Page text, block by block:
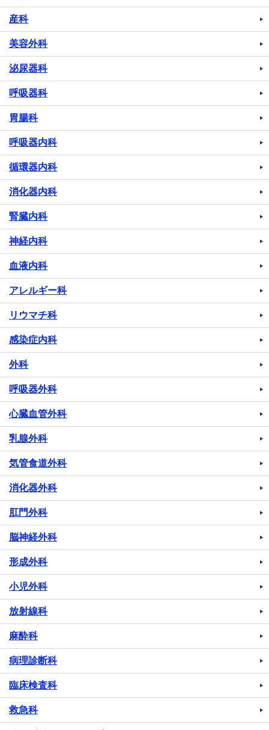
産科
美容外科
泌尿器科
呼吸器科
胃腸科
呼吸器内科
循環器内科
消化器内科
腎臓内科
神経内科
血液内科
アレルギー科
リウマチ科
感染症内科
外科
呼吸器外科
心臓血管外科
乳腺外科
気管食道外科
消化器外科
肛門外科
脳神経外科
形成外科
小児外科
放射線科
麻酔科
病理診断科
臨床検査科
救急科